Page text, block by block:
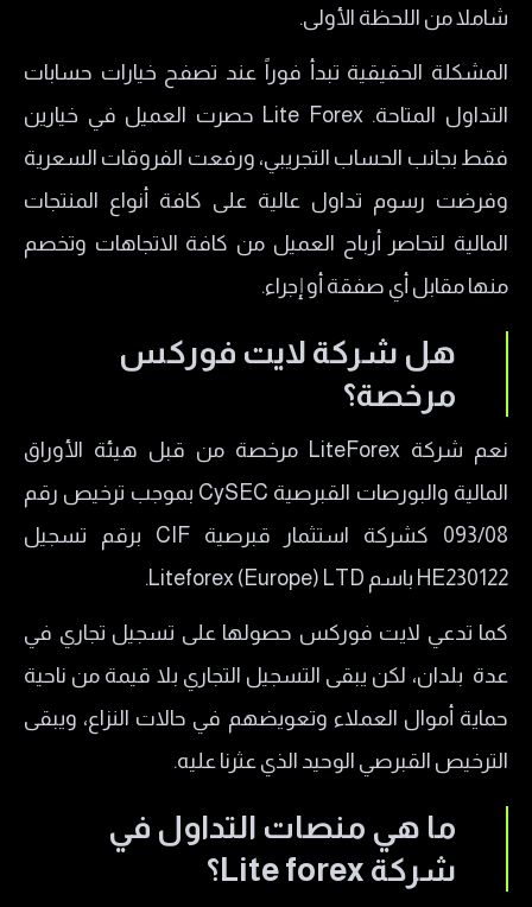
حساب Classic
هل التداول مع منصة لايت فوركس حلال؟
طرق الإيداع والسحب في شركة Lite Forex
رسوم Liteforex وعمولات التداول
هل شركة لايت فوركس موثوقة؟
طرق التواصل مع شركة Lite forex
خدمة عملاء Liteforex
سلبيات وإيجابيات شركة Lite Forex
إيجابيات لايت فوركس
شاملا من اللحظة الأولى.
المشكلة الحقيقية تبدأ فوراً عند تصفح خيارات حسابات
التداول المتاحة. Lite Forex حصرت العميل في خيارين
فقط بجانب الحساب التجريبي، ورفعت الفروقات السعرية
وفرضت رسوم تداول عالية على كافة أنواع المنتجات
المالية لتحاصر أرباح العميل من كافة الاتجاهات وتخصم
منها مقابل أي صفقة أو إجراء.
هل شركة لايت فوركس
مرخصة؟
نعم شركة LiteForex مرخصة من قبل هيئة الأوراق
المالية والبورصات القبرصية CySEC بموجب ترخيص رقم
093/08 كشركة استثمار قبرصية CIF برقم تسجيل
HE230122 باسم Liteforex (Europe) LTD.
كما تدعي لايت فوركس حصولها على تسجيل تجاري في
عدة بلدان، لكن يبقى التسجيل التجاري بلا قيمة من ناحية
حماية أموال العملاء وتعويضهم في حالات النزاع، ويبقى
الترخيص القبرصي الوحيد الذي عثرنا عليه.
ما هي منصات التداول في
شركة Lite forex؟